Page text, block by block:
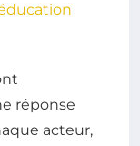
réponse
acteur,